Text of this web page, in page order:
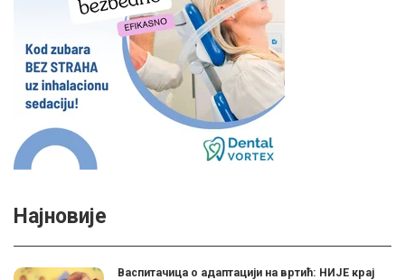
Најновије
Васпитачица о адаптацији на вртић: НИЈЕ крај